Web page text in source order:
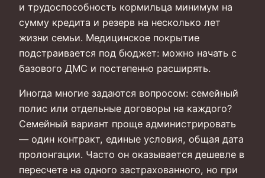
и трудоспособность кормильца минимум на
сумму кредита и резерв на несколько лет
жизни семьи. Медицинское покрытие
подстраивается под бюджет: можно начать с
базового ДМС и постепенно расширять.
Иногда многие задаются вопросом: семейный
полис или отдельные договоры на каждого?
Семейный вариант проще администрировать
— один контракт, единые условия, общая дата
пролонгации. Часто он оказывается дешевле в
пересчете на одного застрахованного, но при